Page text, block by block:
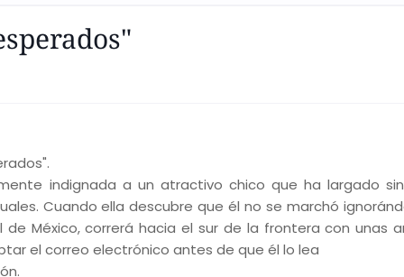
indignada a un atractivo chico que ha largado
Cuando ella descubre que él no se marchó
México, correrá hacia el sur de la frontera con unas
el correo electrónico antes de que él lo lea